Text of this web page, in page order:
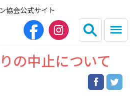
協会公式サイト
简体中文
の中止について